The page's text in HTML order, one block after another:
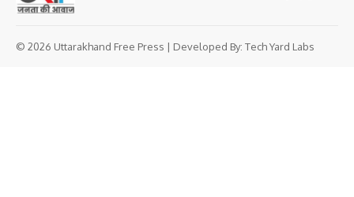
© 2026 Uttarakhand Free Press | Developed By: Tech Yard Labs